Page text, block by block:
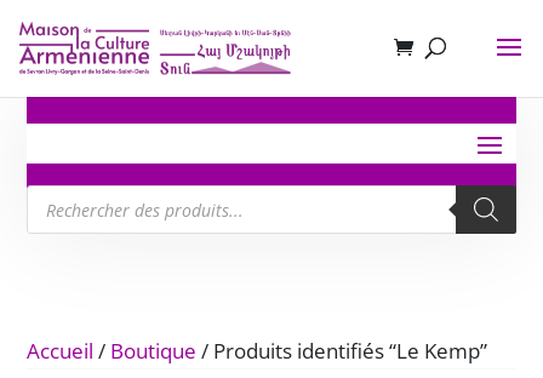
Recherche
de
produits
Accueil / Boutique / Produits identifiés “Le Kemp”